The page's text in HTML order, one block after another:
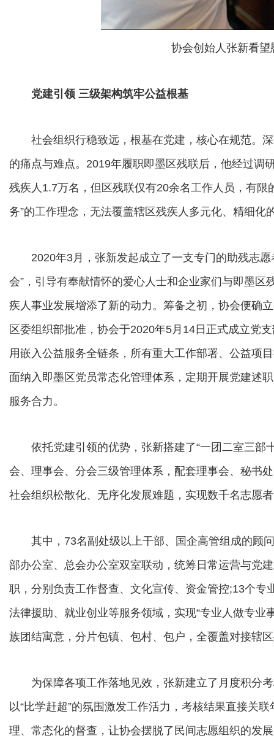
协会创始人张新看望
党建引领 三级架构筑牢公益根基
社会组织行稳致远，根基在党建，核心在规范。深
的痛点与难点。2019年履职即墨区残联后，他经过调
残疾人1.7万名，但区残联仅有20余名工作人员，有限
务”的工作理念，无法覆盖辖区残疾人多元化、精细化
2020年3月，张新发起成立了一支专门的助残志
会”，引导有奉献情怀的爱心人士和企业家们与即墨
疾人事业发展增添了新的动力。筹备之初，协会便确
区委组织部批准，协会于2020年5月14日正式成立党
用嵌入公益服务全链条，所有重大工作部署、公益项
面纳入即墨区党员常态化管理体系，定期开展党建述
服务合力。
依托党建引领的优势，张新搭建了“一团二室三部
会、理事会、分会三级管理体系，配套理事会、秘书
社会组织松散化、无序化发展难题，实现数千名志愿
其中，73名副处级以上干部、国企高管组成的顾
部办公室、总会办公室双室联动，统筹日常运营与党
职，分别负责工作督查、文化宣传、资金管控;13个
法律援助、就业创业等服务领域，实现“专业人做专业
族团结寓意，分片包镇、包村、包户，全覆盖对接辖
为保障各项工作落地见效，张新建立了月度积分考
以“比学赶超”的氛围激发工作活力，考核结果直接关
理、常态化的督查，让协会摆脱了民间志愿组织的发